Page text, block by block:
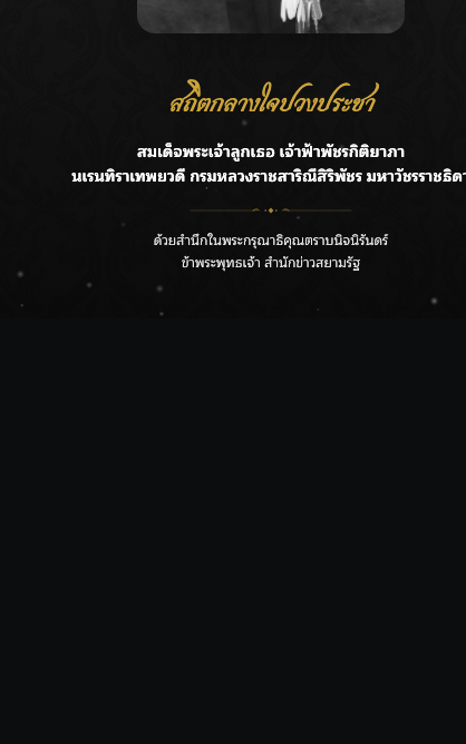
ฟาดลุคใหม่! “แบม พิชญานิน” แดนซ์สับทุกจังหวะ ชวนแฟนๆ
กรมชลฯ รับฟังประชาชน ติดตามแก้ปัญหาโครงการประตู
ระบายน้ำศรีสองรักฯ
‘แมน การิน’ แชร์ความเชื่อชวนคิด! “อยากกินอะไรหลังจาก
ลาโลกนี้ ให้ใส่บาตรสิ่งนั้นไว้ตอนยังมีชีวิต”
ราชเลขานุการในพระองค์ฯ ติดตามโครงการหุบกะพง–ห้วย
ทรายใต้ เสริมความมั่นคงน้ำเพชรบุรี